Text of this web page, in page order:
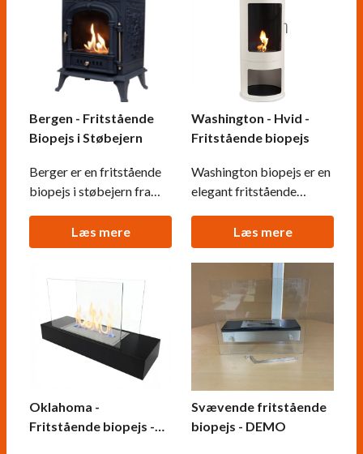
Bergen - Fritstående
Biopejs i Støbejern
Berger er en fritstående
biopejs i støbejern fra
af traditionelle
skandinaviske
smukke jernmarkeringer.
Brandkarret har en
kapacitet på 1,5 liter og
kan brænde i cirka 5
timer per opfyldning, med
Læs mere
Washington - Hvid -
Fritstående biopejs
Washington biopejs er en
elegant fritstående
klassisk æstetik med
moderne funktionalitet.
Den cylinderformede
hvide pejs har en 1,5-
liters brandkar, der giver
op til 6 timers brændetid
og en varmeeffekt på
cirka 2,2 kW, hvilket gør
Læs mere
Oklahoma -
Fritstående biopejs -
Svævende fritstående
biopejs - DEMO